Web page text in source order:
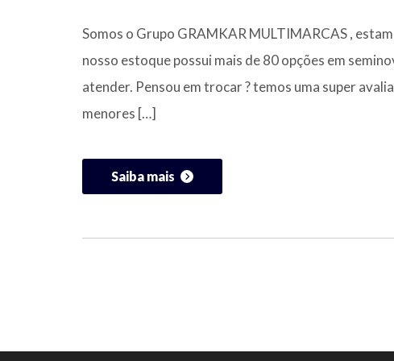
Somos o Grupo GRAMKAR MULTIMARCAS ,
nosso estoque possui mais de 80 opções em
atender. Pensou em trocar ? temos uma super
menores […]
Saiba mais